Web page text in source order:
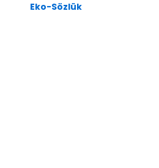
Eko-Sözlük